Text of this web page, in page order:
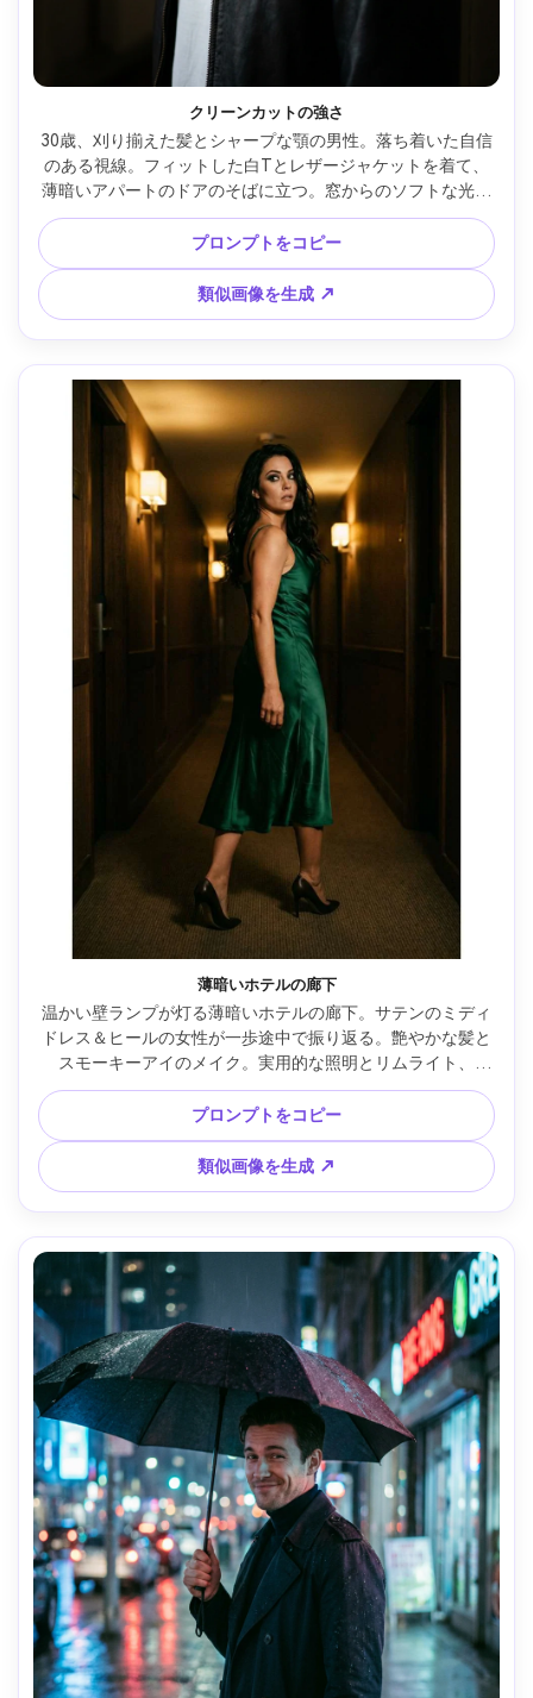
クリーンカットの強さ
30歳、刈り揃えた髪とシャープな顎の男性。落ち着いた自信
のある視線。フィットした白Tとレザージャケットを着て、
薄暗いアパートのドアのそばに立つ。窓からのソフトな光と
ネガティブフィル、85mm f/1.4、タイトな肩上構図。静かな
色気、リアルな毛穴、自然な影、エディトリアルなカラー処
理、シャープな焦点 --ar 4:5
プロンプトをコピー
類似画像を生成 ↗
薄暗いホテルの廊下
温かい壁ランプが灯る薄暗いホテルの廊下。サテンのミディ
ドレス＆ヒールの女性が一歩途中で振り返る。艶やかな髪と
スモーキーアイのメイク。実用的な照明とリムライト、
50mm f/1.2、フル～ハーフボディの縦構図、映画的なサスペ
ンスムード、写真のような肌感、自然な影、フィルム調コン
トラスト、ハイレゾ --ar 4:5
プロンプトをコピー
類似画像を生成 ↗